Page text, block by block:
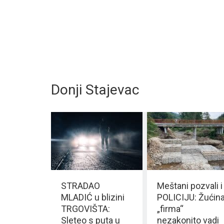
Donji Stajevac
STRADAO
MLADIĆ u blizini
TRGOVIŠTA:
Sleteo s puta u
Meštani pozvali i
POLICIJU:
„firma“
nezakonito vadi